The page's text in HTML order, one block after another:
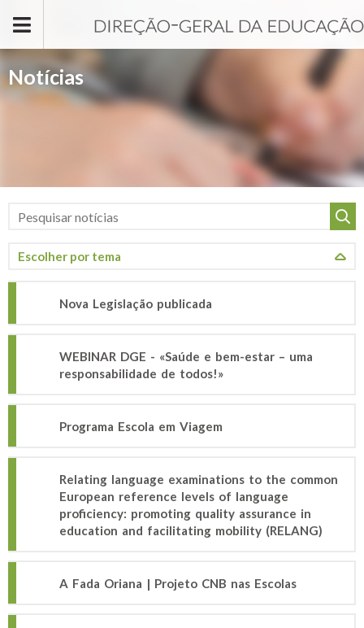
Notícias
Nova Legislação publicada
WEBINAR DGE - «Saúde e bem-estar – uma
responsabilidade de todos!»
Programa Escola em Viagem
Relating language examinations to the common
European reference levels of language
proficiency: promoting quality assurance in
education and facilitating mobility (RELANG)
A Fada Oriana | Projeto CNB nas Escolas